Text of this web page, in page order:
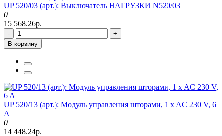
UP 520/03 (арт.): Выключатель НАГРУЗКИ N520/03
0
15 568.26р.
-
+
В корзину
UP 520/13 (арт.): Модуль управления шторами, 1 x AC 230 V, 6
A
0
14 448.24р.